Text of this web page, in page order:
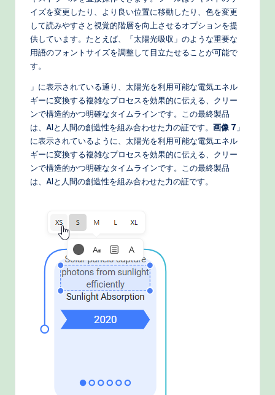
イズを変更したり、より良い位置に移動したり、色を変更
して読みやすさと視覚的階層を向上させるオプションを提
供しています。たとえば、「太陽光吸収」のような重要な
用語のフォントサイズを調整して目立たせることが可能で
す。
」に表示されている通り、太陽光を利用可能な電気エネル
ギーに変換する複雑なプロセスを効果的に伝える、クリー
ンで構造的かつ明確なタイムラインです。この最終製品
は、AIと人間の創造性を組み合わせた力の証です。 画像 7 」
に表示されているように、太陽光を利用可能な電気エネル
ギーに変換する複雑なプロセスを効果的に伝える、クリー
ンで構造的かつ明確なタイムラインです。この最終製品
は、AIと人間の創造性を組み合わせた力の証です。